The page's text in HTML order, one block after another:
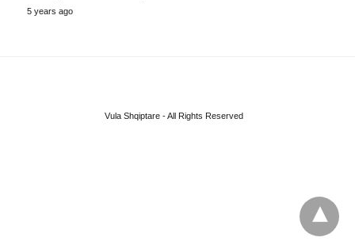
5 years ago
Vula Shqiptare - All Rights Reserved